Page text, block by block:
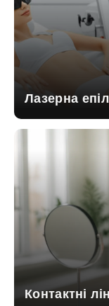
Лазерна
Контактні